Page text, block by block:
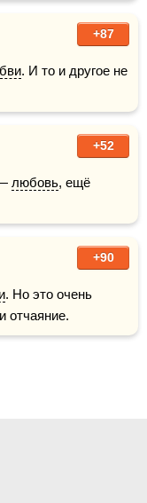
+87
. И то и другое не
+52
любовь, ещё
+90
. Но это очень
отчаяние.